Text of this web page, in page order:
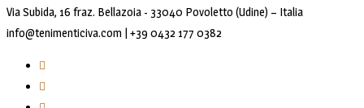
Via Subida, 16 fraz. Bellazoia - 33040 Povoletto (Udine) – Italia
info@tenimenticiva.com | +39 0432 177 0382